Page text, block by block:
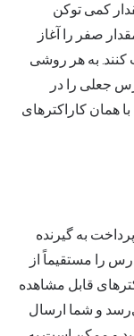
کمی توکن
صفر را آغاز
کنند. به هر روشی
جعلی را در
همان کاراکترهای
به گیرنده
را مستقیماً از
قابل مشاهده
و شما ارسال